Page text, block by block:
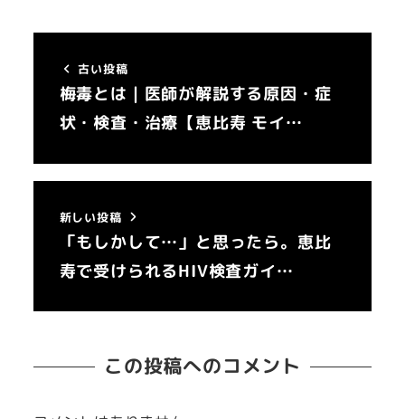
古い投稿
梅毒とは｜医師が解説する原因・症
状・検査・治療【恵比寿 モイ…
新しい投稿
「もしかして…」と思ったら。恵比
寿で受けられるHIV検査ガイ…
この投稿へのコメント